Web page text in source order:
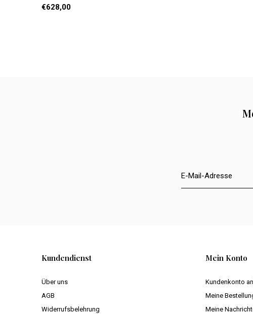
€628,00
Kundendienst
Über uns
AGB
Widerrufsbelehrung
Mein Konto
Kundenkonto
Meine
Meine